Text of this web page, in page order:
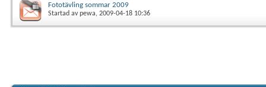
Fototävling sommar 2009
Startad avpewa, 2009-04-18 10:36